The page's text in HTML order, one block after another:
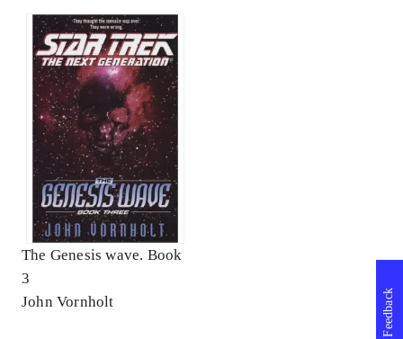
The Genesis wave. Book
3
John Vornholt
Feedback